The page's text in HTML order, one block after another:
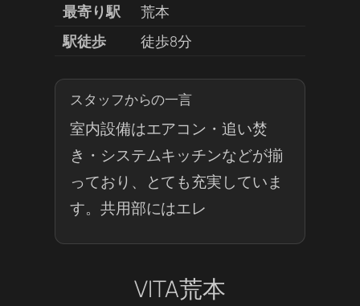
最寄り駅
荒本
駅徒歩
徒歩8分
スタッフからの一言
室内設備はエアコン・追い焚
き・システムキッチンなどが揃
っており、とても充実していま
す。共用部にはエレ
VITA荒本